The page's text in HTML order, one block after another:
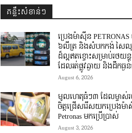
គន្លឹះសំខាន់ៗ
ប្រេងម៉ាស៊ីន
៦លីត្រ និងសំបកកង់ សៃលុ
ដ៏ល្អឥតខ្ចោះសម្រាប់រថយ
ដែលរត់ផ្លូវឆ្ងាយ និងដឹកធ្ងន់
August 6, 2026
មូលហេតុធំៗ៣ ដែលម្ចាស់
ចិត្តជ្រើសរើសយកប្រេងម៉
Petronas មកប្រើប្រាស់
August 3, 2026